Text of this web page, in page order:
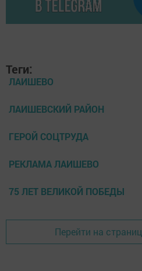
Теги:
ЛАИШЕВО
ЛАИШЕВСКИЙ РАЙОН
ГЕРОЙ СОЦТРУДА
РЕКЛАМА ЛАИШЕВО
75 ЛЕТ ВЕЛИКОЙ ПОБЕДЫ
Перейти на